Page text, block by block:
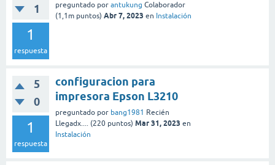
1
1
respuesta
preguntado por antukung Colaborador
(1,1m puntos) Abr 7, 2023 en Instalación
5
0
1
respuesta
configuracion para
impresora Epson L3210
preguntado por bang1981 Recién
Llegadx.... (220 puntos) Mar 31, 2023 en
Instalación